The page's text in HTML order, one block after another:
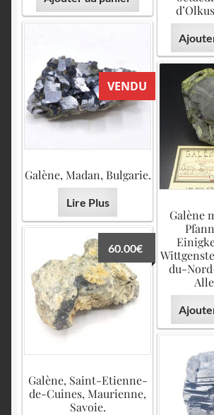
VENDU
Galène, Madan, Bulgarie.
Lire Plus
Galène
du-
Galène, Saint-Etienne-
de-Cuines, Maurienne,
Savoie.
60.00€